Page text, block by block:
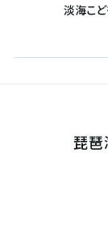
淡海こ
琵琶